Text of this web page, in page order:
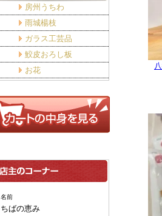
房州うちわ
雨城楊枝
ガラス工芸品
鮫皮おろし板
お花
名前
ちばの恵み